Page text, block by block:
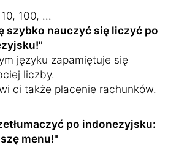
100, ...
szybko nauczyć się liczyć po
języku zapamiętuje się
liczby.
ci także płacenie rachunków.
po indonezyjsku:
menu!"